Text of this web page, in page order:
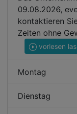
09.08.2026,
kontaktieren
Zeiten ohne
vorlesen
Montag
Dienstag